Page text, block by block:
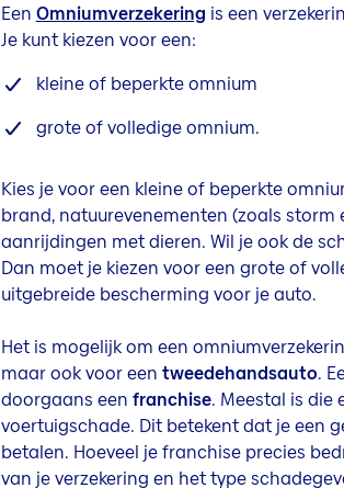
Een Omniumverzekering is een
Je kunt kiezen voor een:
kleine of beperkte omnium
grote of volledige omnium.
Kies je voor een kleine of beperkte
brand, natuurevenementen (zoals storm
aanrijdingen met dieren. Wil je ook de
Dan moet je kiezen voor een grote of
uitgebreide bescherming voor je auto.
Het is mogelijk om een
maar ook voor een tweedehandsauto.
doorgaans een franchise. Meestal is die
voertuigschade. Dit betekent dat je een
betalen. Hoeveel je franchise precies
van je verzekering en het type